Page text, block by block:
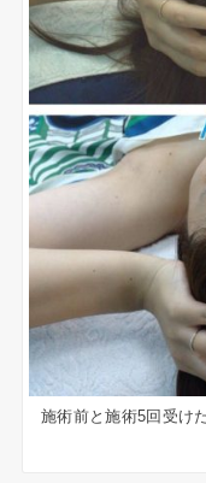
施術前と施術5回受け